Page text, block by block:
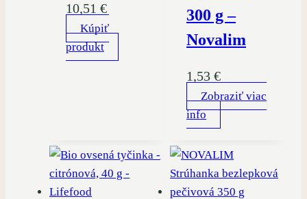
10,51 €
Kúpiť
produkt
300 g –
Novalim
1,53 €
Zobraziť viac
info